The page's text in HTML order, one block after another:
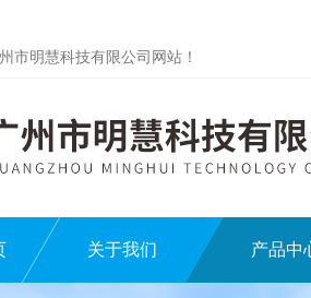
市明慧科技有限公司网站！
关于我们 产品中